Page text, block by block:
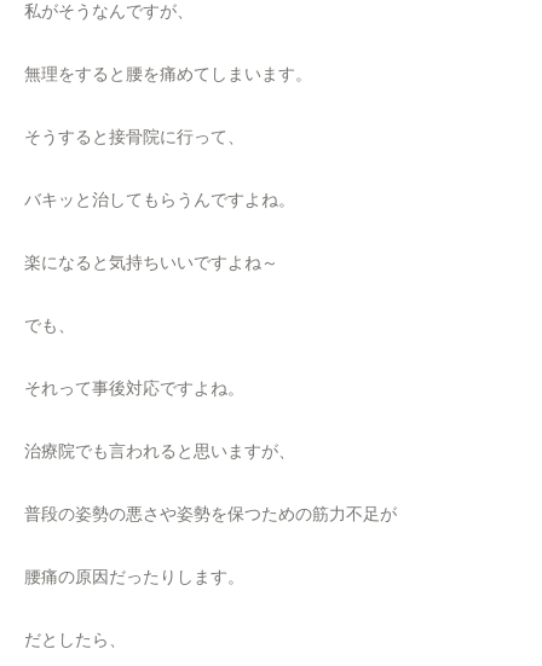
私がそうなんですが、
無理をすると腰を痛めてしまいます。
そうすると接骨院に行って、
バキッと治してもらうんですよね。
楽になると気持ちいいですよね～
でも、
それって事後対応ですよね。
治療院でも言われると思いますが、
普段の姿勢の悪さや姿勢を保つための筋力不足が
腰痛の原因だったりします。
だとしたら、